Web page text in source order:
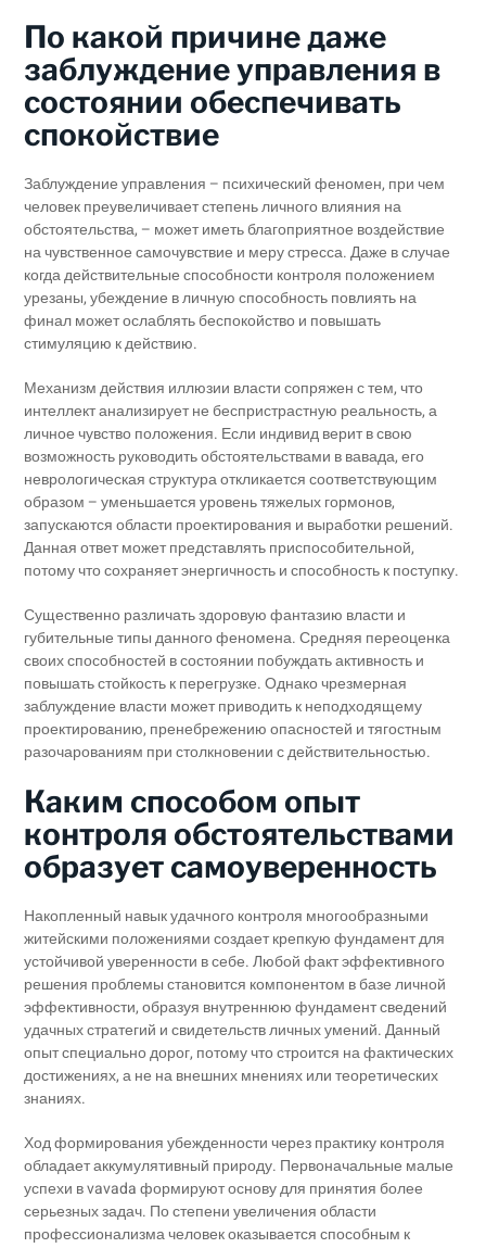
По какой причине даже
заблуждение управления в
состоянии обеспечивать
спокойствие
Заблуждение управления – психический феномен, при чем
человек преувеличивает степень личного влияния на
обстоятельства, – может иметь благоприятное воздействие
на чувственное самочувствие и меру стресса. Даже в случае
когда действительные способности контроля положением
урезаны, убеждение в личную способность повлиять на
финал может ослаблять беспокойство и повышать
стимуляцию к действию.
Механизм действия иллюзии власти сопряжен с тем, что
интеллект анализирует не беспристрастную реальность, а
личное чувство положения. Если индивид верит в свою
возможность руководить обстоятельствами в вавада, его
неврологическая структура откликается соответствующим
образом – уменьшается уровень тяжелых гормонов,
запускаются области проектирования и выработки решений.
Данная ответ может представлять приспособительной,
потому что сохраняет энергичность и способность к поступку.
Существенно различать здоровую фантазию власти и
губительные типы данного феномена. Средняя переоценка
своих способностей в состоянии побуждать активность и
повышать стойкость к перегрузке. Однако чрезмерная
заблуждение власти может приводить к неподходящему
проектированию, пренебрежению опасностей и тягостным
разочарованиям при столкновении с действительностью.
Каким способом опыт
контроля обстоятельствами
образует самоуверенность
Накопленный навык удачного контроля многообразными
житейскими положениями создает крепкую фундамент для
устойчивой уверенности в себе. Любой факт эффективного
решения проблемы становится компонентом в базе личной
эффективности, образуя внутреннюю фундамент сведений
удачных стратегий и свидетельств личных умений. Данный
опыт специально дорог, потому что строится на фактических
достижениях, а не на внешних мнениях или теоретических
знаниях.
Ход формирования убежденности через практику контроля
обладает аккумулятивный природу. Первоначальные малые
успехи в vavada формируют основу для принятия более
серьезных задач. По степени увеличения области
профессионализма человек оказывается способным к